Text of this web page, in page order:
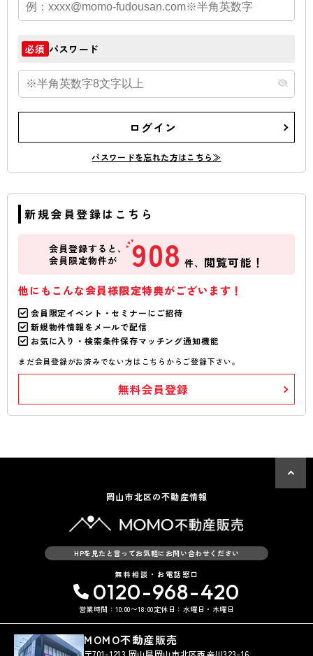
必須 パスワード
ログイン
パスワードを忘れた方はこちら≫
新規会員登録はこちら
会員登録すると、
会員限定物件が
908 件、 閲覧可能！
他にもこんな会員様限定特典がございます！
会員限定イベント・セミナーにご招待
新規物件情報をメールで配信
お気に入り・検索条件保存マッチング通知機能
まだ会員登録がお済みでない方はこちらからご登録下さい。
無料会員登録
岡山市北区の不動産情報
HPを見たと言ってお気軽にお問い合わせください
無料相談・お電話窓口
0120-968-420
営業時間：10:00〜18:00定休日：水曜日・木曜日
MOMO不動産販売
〒701-1213 岡山県岡山市北区西辛川323-16